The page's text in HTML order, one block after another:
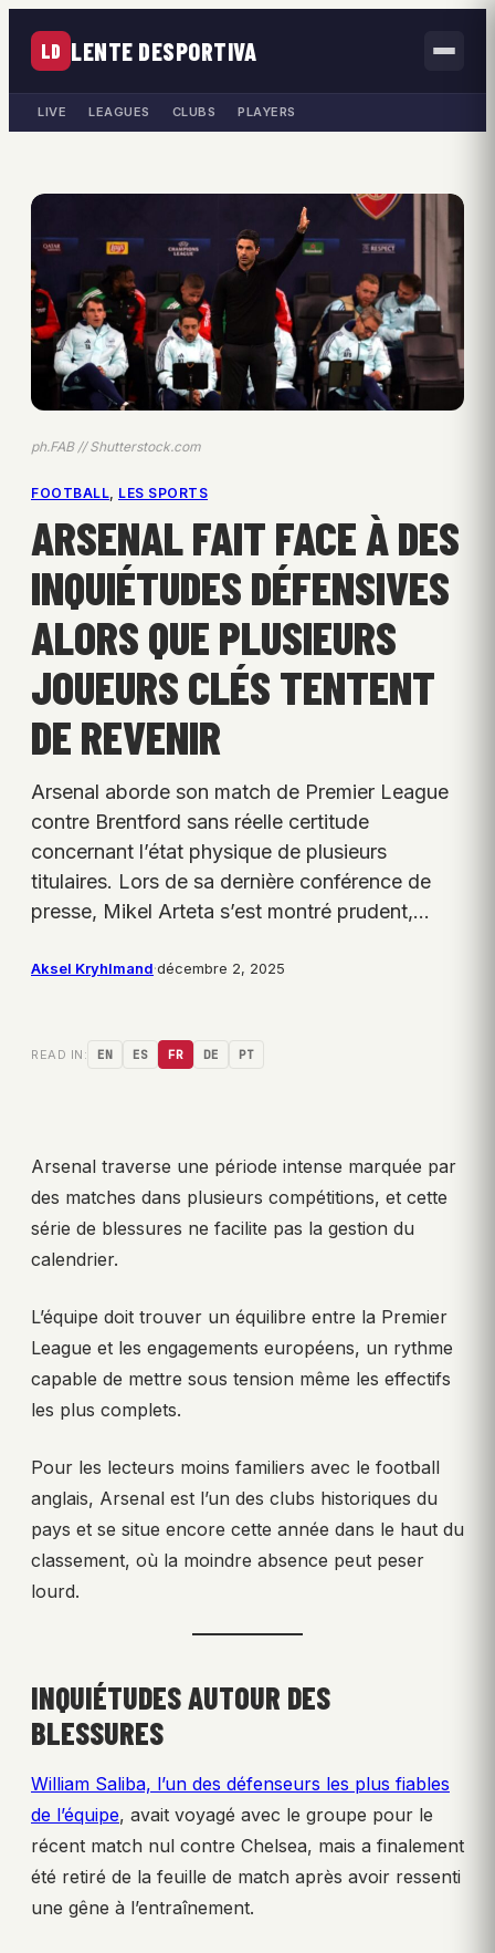
LD LENTE DESPORTIVA
LIVE LEAGUES CLUBS PLAYERS
ph.FAB // Shutterstock.com
FOOTBALL, LES SPORTS
ARSENAL FAIT FACE À DES
INQUIÉTUDES DÉFENSIVES
ALORS QUE PLUSIEURS
JOUEURS CLÉS TENTENT
DE REVENIR
Arsenal aborde son match de Premier League
contre Brentford sans réelle certitude
concernant l’état physique de plusieurs
titulaires. Lors de sa dernière conférence de
presse, Mikel Arteta s’est montré prudent,…
Aksel Kryhlmand·décembre 2, 2025
READ IN: EN ES FR DE PT
Arsenal traverse une période intense marquée par
des matches dans plusieurs compétitions, et cette
série de blessures ne facilite pas la gestion du
calendrier.
L’équipe doit trouver un équilibre entre la Premier
League et les engagements européens, un rythme
capable de mettre sous tension même les effectifs
les plus complets.
Pour les lecteurs moins familiers avec le football
anglais, Arsenal est l’un des clubs historiques du
pays et se situe encore cette année dans le haut du
classement, où la moindre absence peut peser
lourd.
INQUIÉTUDES AUTOUR DES
BLESSURES
William Saliba, l’un des défenseurs les plus fiables
de l’équipe, avait voyagé avec le groupe pour le
récent match nul contre Chelsea, mais a finalement
été retiré de la feuille de match après avoir ressenti
une gêne à l’entraînement.